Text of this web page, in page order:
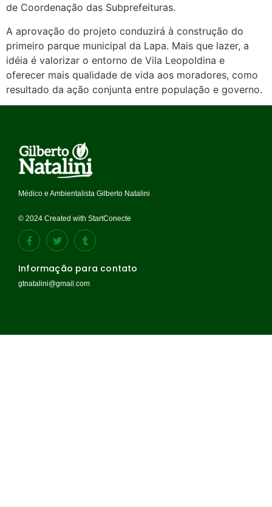
de Coordenação das Subprefeituras.
A aprovação do projeto conduzirá à construção do
primeiro parque municipal da Lapa. Mais que lazer, a
idéia é valorizar o entorno de Vila Leopoldina e
oferecer mais qualidade de vida aos moradores, como
resultado da ação conjunta entre população e governo.
Médico e Ambientalista Gilberto Natalini
© 2024 Created with StartConecte
Informação para contato
gtnatalini@gmail.com